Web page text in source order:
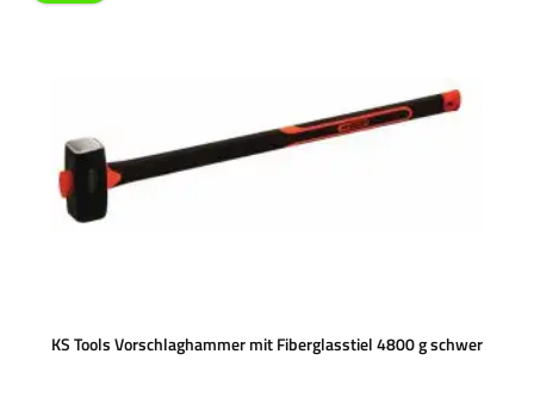
KS Tools Vorschlaghammer mit Fiberglasstiel 4800 g schwer